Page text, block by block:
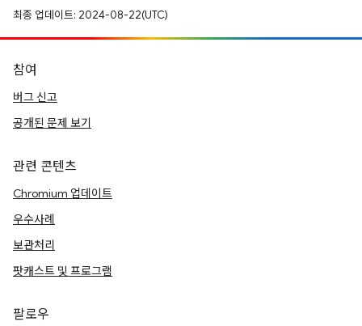
최종 업데이트: 2024-08-22(UTC)
참여
버그 신고
공개된 문제 보기
관련 콘텐츠
Chromium 업데이트
우수사례
보관처리
팟캐스트 및 프로그램
팔로우